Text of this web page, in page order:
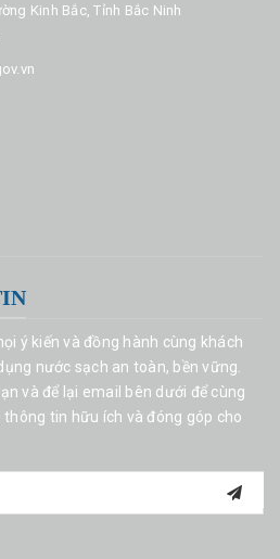
Kinh Bắc, Tỉnh Bắc Ninh
ý kiến và đồng hành cùng khách
nước sạch an toàn, bền vững.
và để lại email bên dưới để cùng
tin hữu ích và đóng góp cho